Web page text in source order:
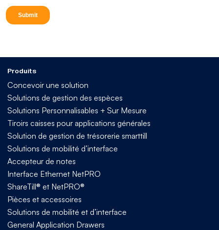
Produits
Concevoir une solution
Solutions de gestion des espèces
Solutions Personnalisables + Sur Mesure
Tiroirs caisses pour applications générales
Solution de gestion de trésorerie smarttill
Solutions de mobilité d’interface
Accepteur de notes
Interface Ethernet NetPRO
ShareTill® et NetPRO®
Pièces et accessoires
Solutions de mobilité et d’interface
General Application Drawers